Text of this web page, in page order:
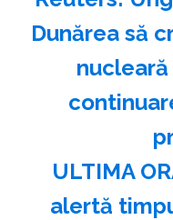
Dunărea să
ULTIMA
alertă